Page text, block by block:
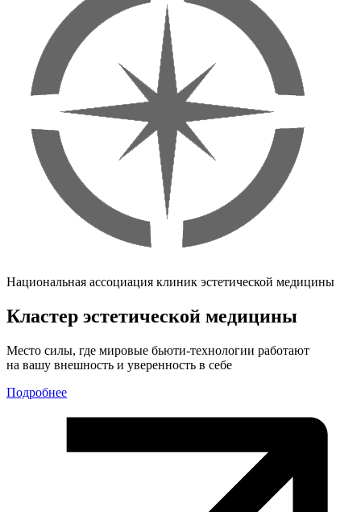
Национальная ассоциация клиник эстетической медицины
Кластер эстетической медицины
Место силы, где мировые бьюти-технологии работают
на вашу внешность и уверенность в себе
Подробнее